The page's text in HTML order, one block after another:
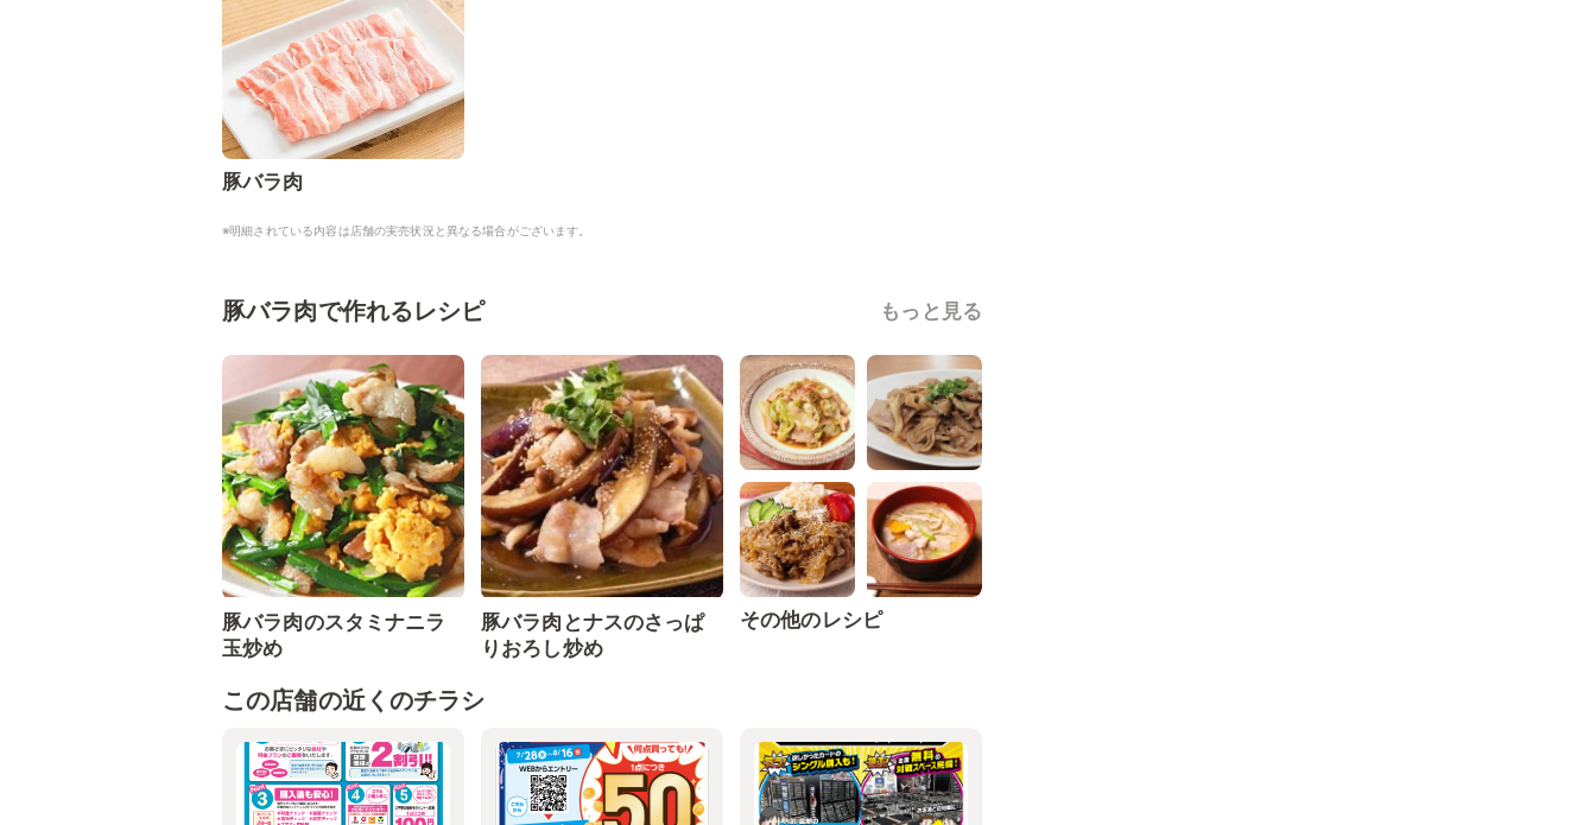
豚バラ肉
※明細されている内容は店舗の実売状況と異なる場合がございます。
豚バラ肉で作れるレシピ もっと見る
豚バラ肉のスタミナニラ
玉炒め
豚バラ肉とナスのさっぱ
りおろし炒め
その他のレシピ
この店舗の近くのチラシ